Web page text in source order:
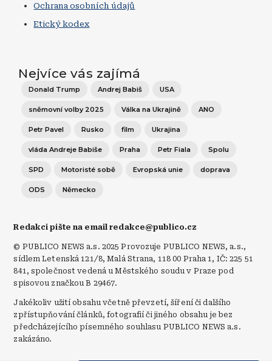
Ochrana osobních údajů
Etický kodex
Nejvíce vás zajímá
Donald Trump Andrej Babiš USA
sněmovní volby 2025 Válka na Ukrajině ANO
Petr Pavel Rusko film Ukrajina
vláda Andreje Babiše Praha Petr Fiala Spolu
SPD Motoristé sobě Evropská unie doprava
ODS Německo
Redakci pište na email redakce@publico.cz
© PUBLICO NEWS a.s. 2025 Provozuje PUBLICO NEWS, a.s.,
sídlem Letenská 121/8, Malá Strana, 118 00 Praha 1, IČ: 225 51
841, společnost vedená u Městského soudu v Praze pod
spisovou značkou B 29467.
Jakékoliv užití obsahu včetně převzetí, šíření či dalšího
zpřístupňování článků, fotografií či jiného obsahu je bez
předcházejícího písemného souhlasu PUBLICO NEWS a.s.
zakázáno.